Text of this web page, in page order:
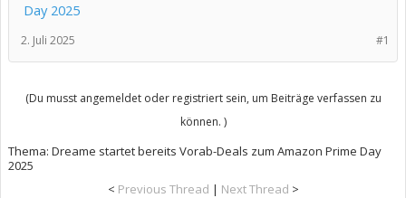
Day 2025
#1
2. Juli 2025
(Du musst angemeldet oder registriert sein, um Beiträge verfassen zu
können. )
Thema: Dreame startet bereits Vorab-Deals zum Amazon Prime Day
2025
< Previous Thread | Next Thread >